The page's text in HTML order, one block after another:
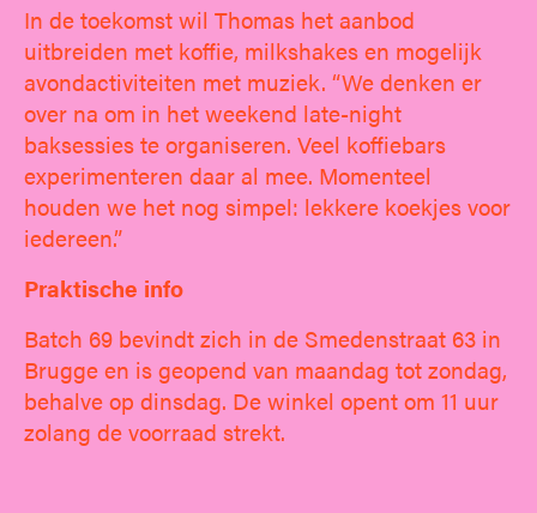
In de toekomst wil Thomas het aanbod
uitbreiden met koffie, milkshakes en mogelijk
avondactiviteiten met muziek. “We denken er
over na om in het weekend late-night
baksessies te organiseren. Veel koffiebars
experimenteren daar al mee. Momenteel
houden we het nog simpel: lekkere koekjes voor
iedereen.”
Praktische info
Batch 69 bevindt zich in de Smedenstraat 63 in
Brugge en is geopend van maandag tot zondag,
behalve op dinsdag. De winkel opent om 11 uur
zolang de voorraad strekt.